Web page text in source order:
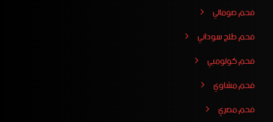
فحم صومالي
فحم طلح سوداني
فحم كولومبي
فحم مشاوي
فحم مصري